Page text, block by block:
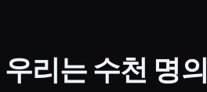
우리는 수천 명